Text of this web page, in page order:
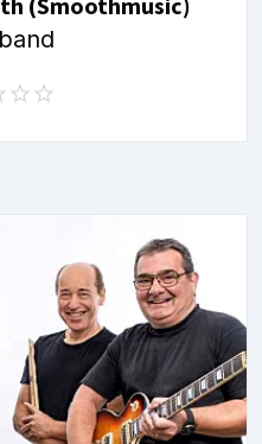
(Smoothmusic)